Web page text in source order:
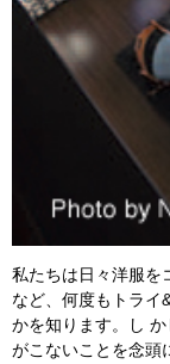
私たちは日々洋服を
など、何度もトライ
かを知ります。し
がこないことを念頭